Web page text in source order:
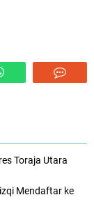
Toraja Utara
Mendaftar ke